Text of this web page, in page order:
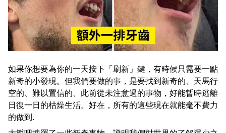
如果你想要為你的一天按下「刷新」鍵，有時候只需要一點
新奇的小發現。但我們要做的事，是要找到新奇的、天馬行
空的、難以置信的、此前從未注意過的事物，好能暫時逃離
日復一日的枯燥生活。好在，所有的這些現在就能毫不費力
的做到.